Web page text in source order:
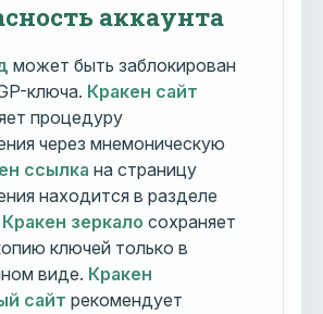
аккаунта
может быть заблокирован
ключа. Кракен сайт
процедуру
через мнемоническую
ссылка на страницу
находится в разделе
Кракен зеркало сохраняет
ключей только в
виде. Кракен
сайт рекомендует